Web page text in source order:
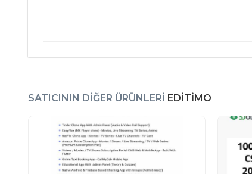
SATICININ DIĞER ÜRÜNLERI EDITIMO